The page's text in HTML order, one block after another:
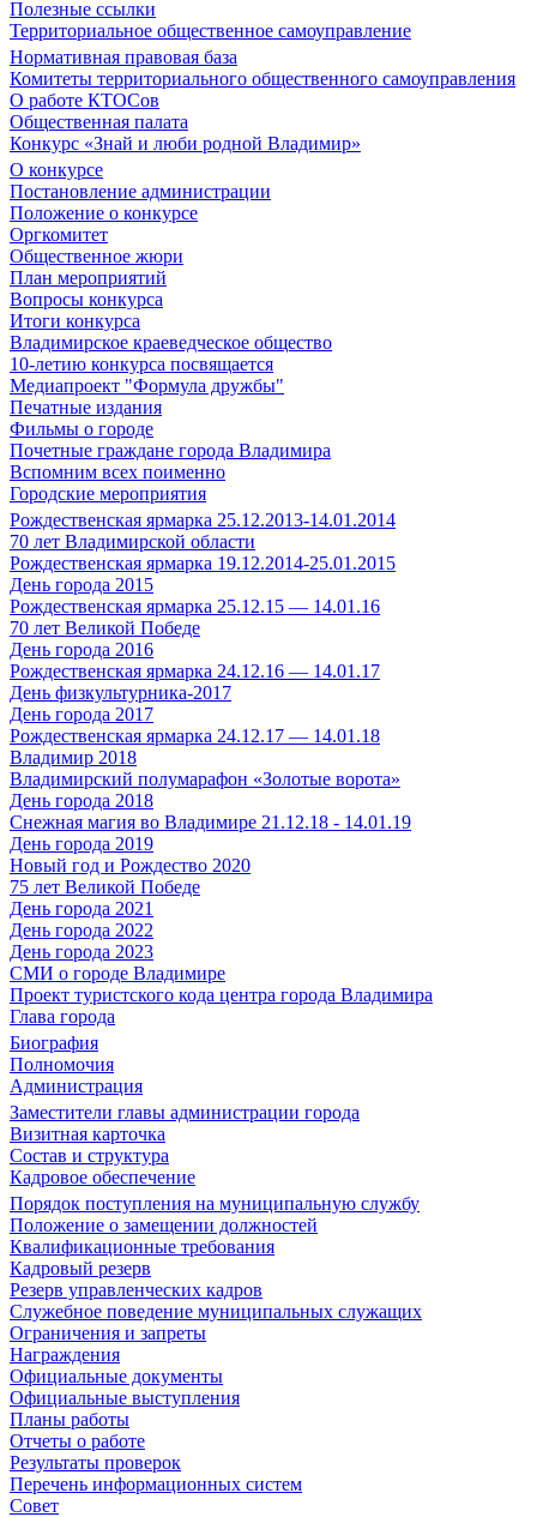
Полезные ссылки
Территориальное общественное самоуправление
Нормативная правовая база
Комитеты территориального общественного самоуправления
О работе КТОСов
Общественная палата
Конкурс «Знай и люби родной Владимир»
О конкурсе
Постановление администрации
Положение о конкурсе
Оргкомитет
Общественное жюри
План мероприятий
Вопросы конкурса
Итоги конкурса
Владимирское краеведческое общество
10-летию конкурса посвящается
Медиапроект "Формула дружбы"
Печатные издания
Фильмы о городе
Почетные граждане города Владимира
Вспомним всех поименно
Городские мероприятия
Рождественская ярмарка 25.12.2013-14.01.2014
70 лет Владимирской области
Рождественская ярмарка 19.12.2014-25.01.2015
День города 2015
Рождественская ярмарка 25.12.15 — 14.01.16
70 лет Великой Победе
День города 2016
Рождественская ярмарка 24.12.16 — 14.01.17
День физкультурника-2017
День города 2017
Рождественская ярмарка 24.12.17 — 14.01.18
Владимир 2018
Владимирский полумарафон «Золотые ворота»
День города 2018
Снежная магия во Владимире 21.12.18 - 14.01.19
День города 2019
Новый год и Рождество 2020
75 лет Великой Победе
День города 2021
День города 2022
День города 2023
СМИ о городе Владимире
Проект туристского кода центра города Владимира
Глава города
Биография
Полномочия
Администрация
Заместители главы администрации города
Визитная карточка
Состав и структура
Кадровое обеспечение
Порядок поступления на муниципальную службу
Положение о замещении должностей
Квалификационные требования
Кадровый резерв
Резерв управленческих кадров
Служебное поведение муниципальных служащих
Ограничения и запреты
Награждения
Официальные документы
Официальные выступления
Планы работы
Отчеты о работе
Результаты проверок
Перечень информационных систем
Совет